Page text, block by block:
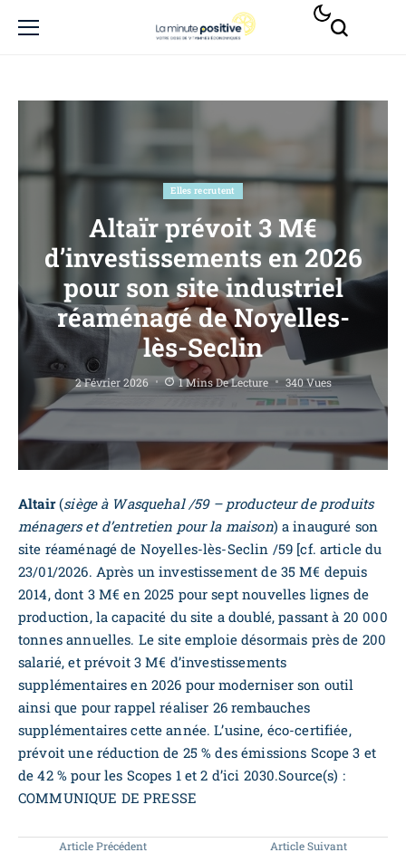
Elles recrutent
Altaïr prévoit 3 M€
d’investissements en 2026
pour son site industriel
réaménagé de Noyelles-
lès-Seclin
2 Février 2026 1 Mins De Lecture 340 Vues
Altair(siège à Wasquehal /59 – producteur de produits
ménagers et d’entretien pour la maison) a inauguré son
site réaménagé de Noyelles-lès-Seclin /59 [cf. article du
23/01/2026. Après un investissement de 35 M€ depuis
2014, dont 3 M€ en 2025 pour sept nouvelles lignes de
production, la capacité du site a doublé, passant à 20 000
tonnes annuelles. Le site emploie désormais près de 200
salarié, et prévoit 3 M€ d’investissements
supplémentaires en 2026 pour moderniser son outil
ainsi que pour rappel réaliser 26 rembauches
supplémentaires cette année. L’usine, éco-certifiée,
prévoit une réduction de 25 % des émissions Scope 3 et
de 42 % pour les Scopes 1 et 2 d’ici 2030.Source(s) :
COMMUNIQUE DE PRESSE
Article Précédent Article Suivant